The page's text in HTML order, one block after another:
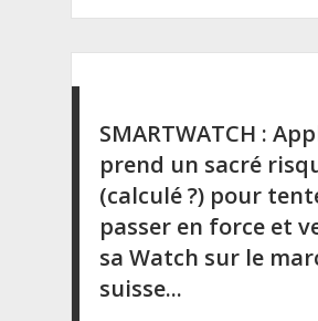
SMARTWATCH :
prend un sacré
(calculé ?) pour
passer en force et
sa Watch sur le
suisse...